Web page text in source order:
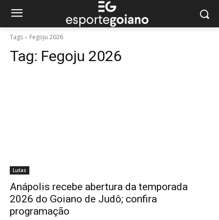
Tags Fegoju 2026
Tag: Fegoju 2026
Lutas
Anápolis recebe abertura da temporada
2026 do Goiano de Judô; confira
programação